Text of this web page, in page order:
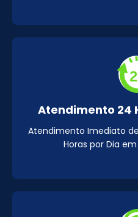
Atendimento 24
Atendimento Imediato
Horas por Dia